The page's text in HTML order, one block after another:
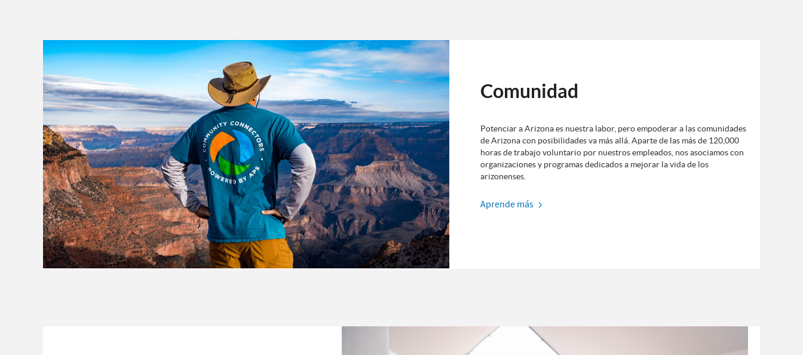
Comunidad
Potenciar a Arizona es nuestra labor, pero empoderar a las comunidades
de Arizona con posibilidades va más allá. Aparte de las más de 120,000
horas de trabajo voluntario por nuestros empleados, nos asociamos con
organizaciones y programas dedicados a mejorar la vida de los
arizonenses.
Aprende más